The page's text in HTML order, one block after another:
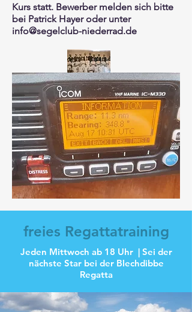
Kurs statt. Bewerber melden sich bitte
bei Patrick Hayer oder unter
info@segelclub-niederrad.de
freies Regattatraining
Jeden Mittwoch ab 18 Uhr | Sei der
nächste Star bei der Blechdibbe
Regatta